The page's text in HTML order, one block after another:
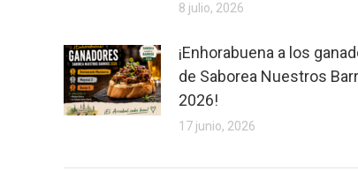
8 julio, 2026
¡Enhorabuena a los
de Saborea Nuestros
2026!
17 junio, 2026